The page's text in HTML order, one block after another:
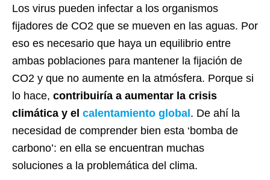
Los virus pueden infectar a los organismos
fijadores de CO2 que se mueven en las aguas. Por
eso es necesario que haya un equilibrio entre
ambas poblaciones para mantener la fijación de
CO2 y que no aumente en la atmósfera. Porque si
lo hace, contribuiría a aumentar la crisis
climática y el calentamiento global . De ahí la
necesidad de comprender bien esta ‘bomba de
carbono’: en ella se encuentran muchas
soluciones a la problemática del clima.